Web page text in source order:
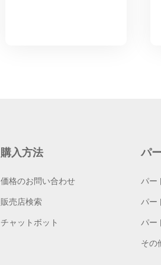
購入方法
価格のお問い合わせ
販売店検索
チャットボット
パ
パー
パー
パー
その